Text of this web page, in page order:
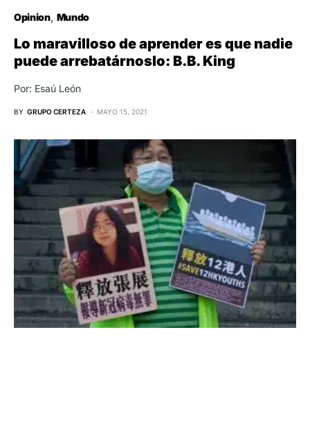
Opinion Mundo
Lo maravilloso de aprender es que nadie
puede arrebatárnoslo: B.B. King
Por: Esaú León
BY GRUPO CERTEZA MAYO 15, 2021